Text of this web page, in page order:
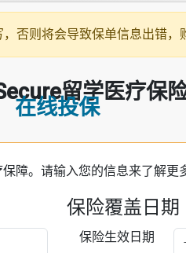
否则将会导致保单信息出错，
留学医疗保险
在线投保
障。请输入您的信息来了解更
保险覆盖日期
保险生效日期